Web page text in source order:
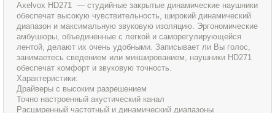
Axelvox HD271 — студийные закрытые динамические наушники
обеспечат высокую чувствительность, широкий динамический
диапазон и максимальную звуковую изоляцию. Эргономические
амбушюры, объединенные с легкой и саморегулирующейся
лентой, делают их очень удобными. Записывает ли Вы голос,
занимаетесь сведением или микшированием, наушники HD271
обеспечат комфорт и звуковую точность.
Характеристики:
Драйверы с высоким разрешением
Точно настроенный акустический канал
Расширенный частотный и динамический диапазоны